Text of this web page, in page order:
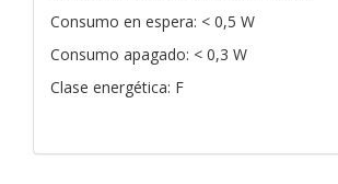
Consumo en espera: < 0,5 W
Consumo apagado: < 0,3 W
Clase energética: F